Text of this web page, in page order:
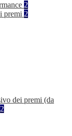
2
premi 2
dei premi (da
2